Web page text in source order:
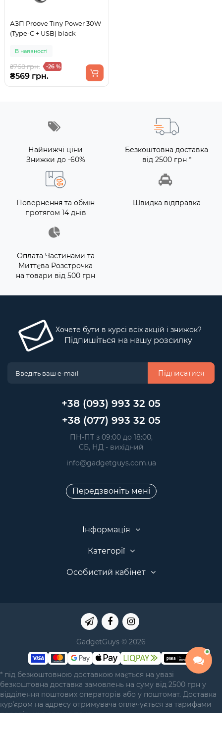
АЗП Proove Tiny Power 30W
(Type-C + USB) black
В наявності
₴768 грн. -26 %
₴569 грн.
Найнижчі ціни
Знижки до -60%
Безкоштовна доставка
від 2500 грн *
Повернення та обмін
протягом 14 днів
Швидка відправка
Оплата Частинами та
Миттєва Розстрочка
на товари від 500 грн
Хочете бути в курсі всіх акцій і знижок?
Підпишіться на нашу розсилку
Підписатися
+38 (093) 993 32 05
+38 (077) 993 32 05
ПН-ПТ з 09:00 до 18:00,
СБ, НД - вихідний
info@gadgetguys.com.ua
Передзвоніть мені
Інформація
Категорії
Особистий кабінет
GadgetGuys © 2026
* під безкоштовною доставкою мається на увазі
безкоштовна доставка замовлень на суму від 2500 грн у
відділення поштових операторів або у поштомат. Доставка
курʼєром на адресу отримувача оплачується за тарифами
перевізника отримувачем.